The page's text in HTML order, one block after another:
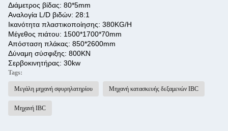
Διάμετρος βίδας: 80*5mm
Αναλογία L/D βιδών: 28:1
Ικανότητα πλαστικοποίησης: 380KG/H
Μέγεθος πιάτου: 1500*1700*70mm
Απόσταση πλάκας: 850*2600mm
Δύναμη σύσφιξης: 800KN
Σερβοκινητήρας: 30kw
Tags:
Μεγάλη μηχανή σφυρηλατηρίου Μηχανή κατασκευής δεξαμενών IBC
Μηχανή IBC